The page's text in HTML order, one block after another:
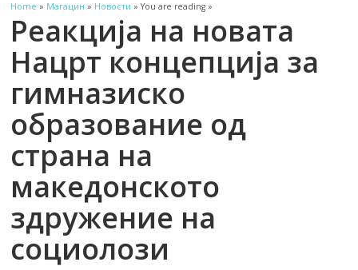
Home » Магацин » Новости » You are reading »
Реакција на новата
Нацрт концепција за
гимназиско
образование од
страна на
македонското
здружение на
социолози